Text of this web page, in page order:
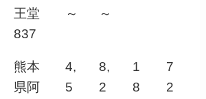
王堂
837
～
～
熊本
県阿
4,
5
8,
2
1
8
7
2